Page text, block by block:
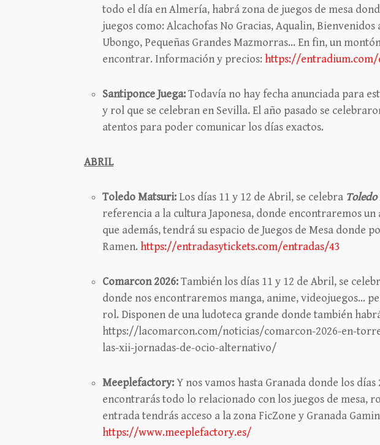
todo el día en Almería, habrá zona de juegos de mesa
juegos como: Alcachofas No Gracias, Aqualin,
Ubongo, Pequeñas Grandes Mazmorras… En fin, un
encontrar. Información y precios: https://entradium.com/
Santiponce Juega:Todavía no hay fecha anunciada para
y rol que se celebran en Sevilla. El año pasado se
atentos para poder comunicar los días exactos.
ABRIL
Toledo Matsuri: Los días 11 y 12 de Abril, se celebra
referencia a la cultura Japonesa, donde encontraremos
que además, tendrá su espacio de Juegos de Mesa donde
Ramen. https://entradasytickets.com/entradas/43
Comarcon 2026:También los días 11 y 12 de Abril, se
donde nos encontraremos manga, anime, videojuegos…
rol. Disponen de una ludoteca grande donde también
https://lacomarcon.com/noticias/comarcon-2026-en-
las-xii-jornadas-de-ocio-alternativo/
Meeplefactory:Y nos vamos hasta Granada donde los
encontrarás todo lo relacionado con los juegos de mesa,
entrada tendrás acceso a la zona FicZone y Granada
https://www.meeplefactory.es/